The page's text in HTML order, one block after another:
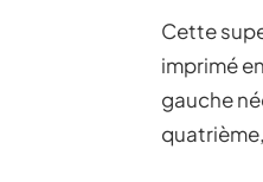
Cette
imprimé
gauche